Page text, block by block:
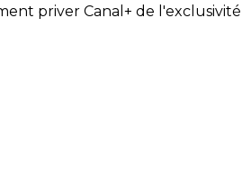
priver Canal+ de l'exclusivité